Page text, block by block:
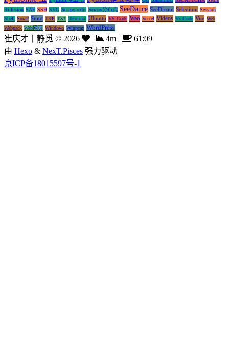
Riffusion SAE SSH SVG Scrapy-redis Scrapy分布式 SeeDance SeeDream Selenium Session
Shell Sora2 Suno TKE TXT Terminal Ubuntu VS Code Veo Vercel Videos Vs Code Vue Web
Webpack Web网页 Windows Winpcap WordPress
崔庆才丨静觅 © 2026 | 4m |
61:09
由 Hexo & NexT.Pisces 强力驱动
京ICP备18015597号-1